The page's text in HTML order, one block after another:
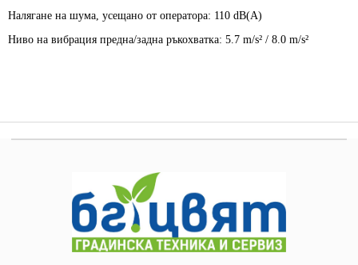
Налягане на шума, усещано от оператора: 110 dB(A)
Ниво на вибрация предна/задна ръкохватка: 5.7 m/s² / 8.0 m/s²